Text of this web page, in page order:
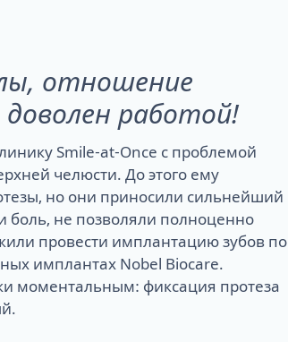
отношение
доволен работой!
Smile-at-Once с проблемой
челюсти. До этого ему
но они приносили сильнейший
боль, не позволяли полноценно
провести имплантацию зубов по
имплантах Nobel Biocare.
моментальным: фиксация протеза